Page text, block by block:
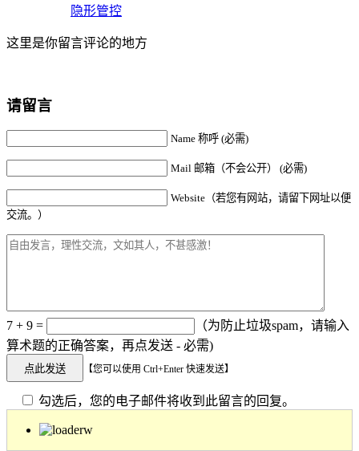
隐形管控
这里是你留言评论的地方
请留言
Name 称呼 (必需)
Mail 邮箱（不会公开） (必需)
Website（若您有网站，请留下网址以便
交流。）
7 + 9 =
（为防止垃圾spam，请输入
算术题的正确答案，再点发送 - 必需)
【您可以使用 Ctrl+Enter 快速发送】
勾选后，您的电子邮件将收到此留言的回复。